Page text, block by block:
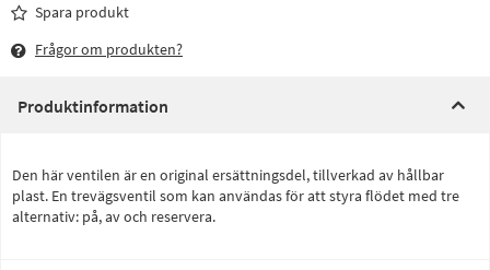
Spara produkt
Frågor om produkten?
Produktinformation
Den här ventilen är en original ersättningsdel, tillverkad av hållbar
plast. En trevägsventil som kan användas för att styra flödet med tre
alternativ: på, av och reservera.